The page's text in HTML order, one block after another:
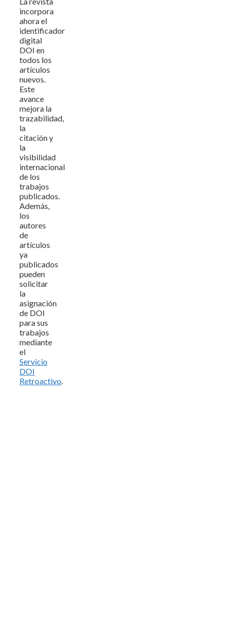
incorpora
ahora el
identificador
digital
DOI en
todos los
artículos
nuevos.
Este
avance
mejora la
trazabilidad,
la
citación y
la
visibilidad
internacional
de los
trabajos
publicados.
Además,
los
autores
de
artículos
ya
publicados
pueden
solicitar
la
asignación
de DOI
para sus
trabajos
mediante
el
Servicio
DOI
Retroactivo